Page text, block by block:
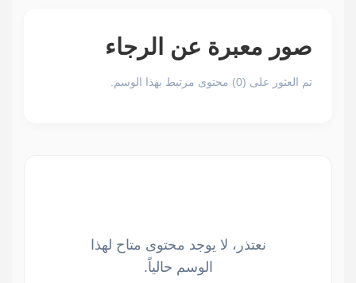
صور معبرة عن الرجاء
تم العثور على (0) محتوى مرتبط بهذا الوسم.
نعتذر، لا يوجد محتوى متاح لهذا
الوسم حالياً.